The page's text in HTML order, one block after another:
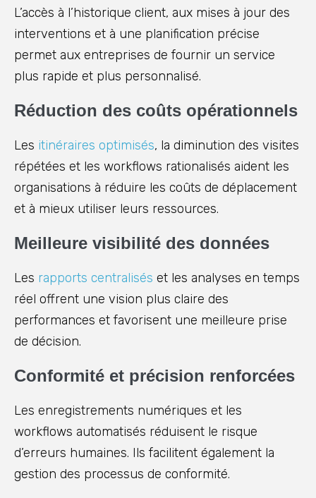
L’accès à l’historique client, aux mises à jour des
interventions et à une planification précise
permet aux entreprises de fournir un service
plus rapide et plus personnalisé.
Réduction des coûts opérationnels
Les itinéraires optimisés, la diminution des visites
répétées et les workflows rationalisés aident les
organisations à réduire les coûts de déplacement
et à mieux utiliser leurs ressources.
Meilleure visibilité des données
Les rapports centralisés et les analyses en temps
réel offrent une vision plus claire des
performances et favorisent une meilleure prise
de décision.
Conformité et précision renforcées
Les enregistrements numériques et les
workflows automatisés réduisent le risque
d’erreurs humaines. Ils facilitent également la
gestion des processus de conformité.